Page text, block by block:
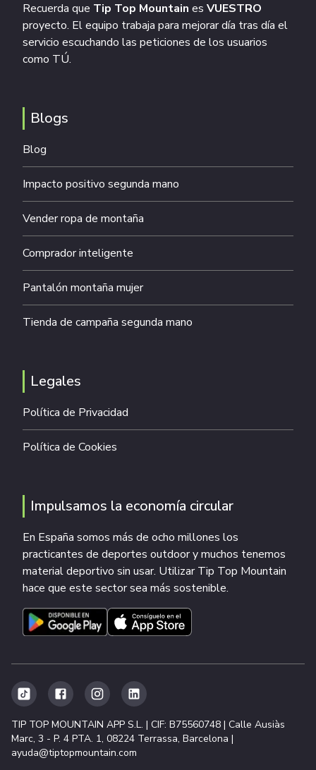
Recuerda que Tip Top Mountain es VUESTRO
proyecto. El equipo trabaja para mejorar día tras día el
servicio escuchando las peticiones de los usuarios
como TÚ.
Blogs
Blog
Impacto positivo segunda mano
Vender ropa de montaña
Comprador inteligente
Pantalón montaña mujer
Tienda de campaña segunda mano
Legales
Política de Privacidad
Política de Cookies
Impulsamos la economía circular
En España somos más de ocho millones los
practicantes de deportes outdoor y muchos tenemos
material deportivo sin usar. Utilizar Tip Top Mountain
hace que este sector sea más sostenible.
TIP TOP MOUNTAIN APP S.L. | CIF: B75560748 | Calle Ausiàs
Marc, 3 - P. 4 PTA. 1, 08224 Terrassa, Barcelona |
ayuda@tiptopmountain.com